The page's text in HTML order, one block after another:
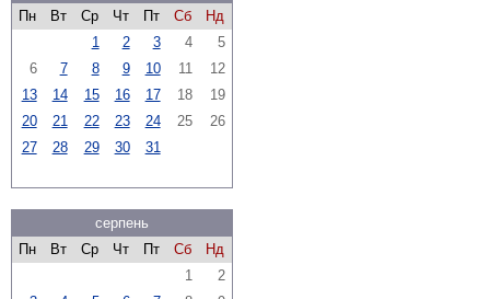
Пн
Вт Ср Чт Пт Сб
Нд
1
2 3 4
5
6
7 8 9 10 11
12
13
14 15 16 17 18
19
20
21 22 23 24 25
26
27
28 29 30 31
серпень
Пн
Вт Ср Чт Пт Сб
Нд
1
2